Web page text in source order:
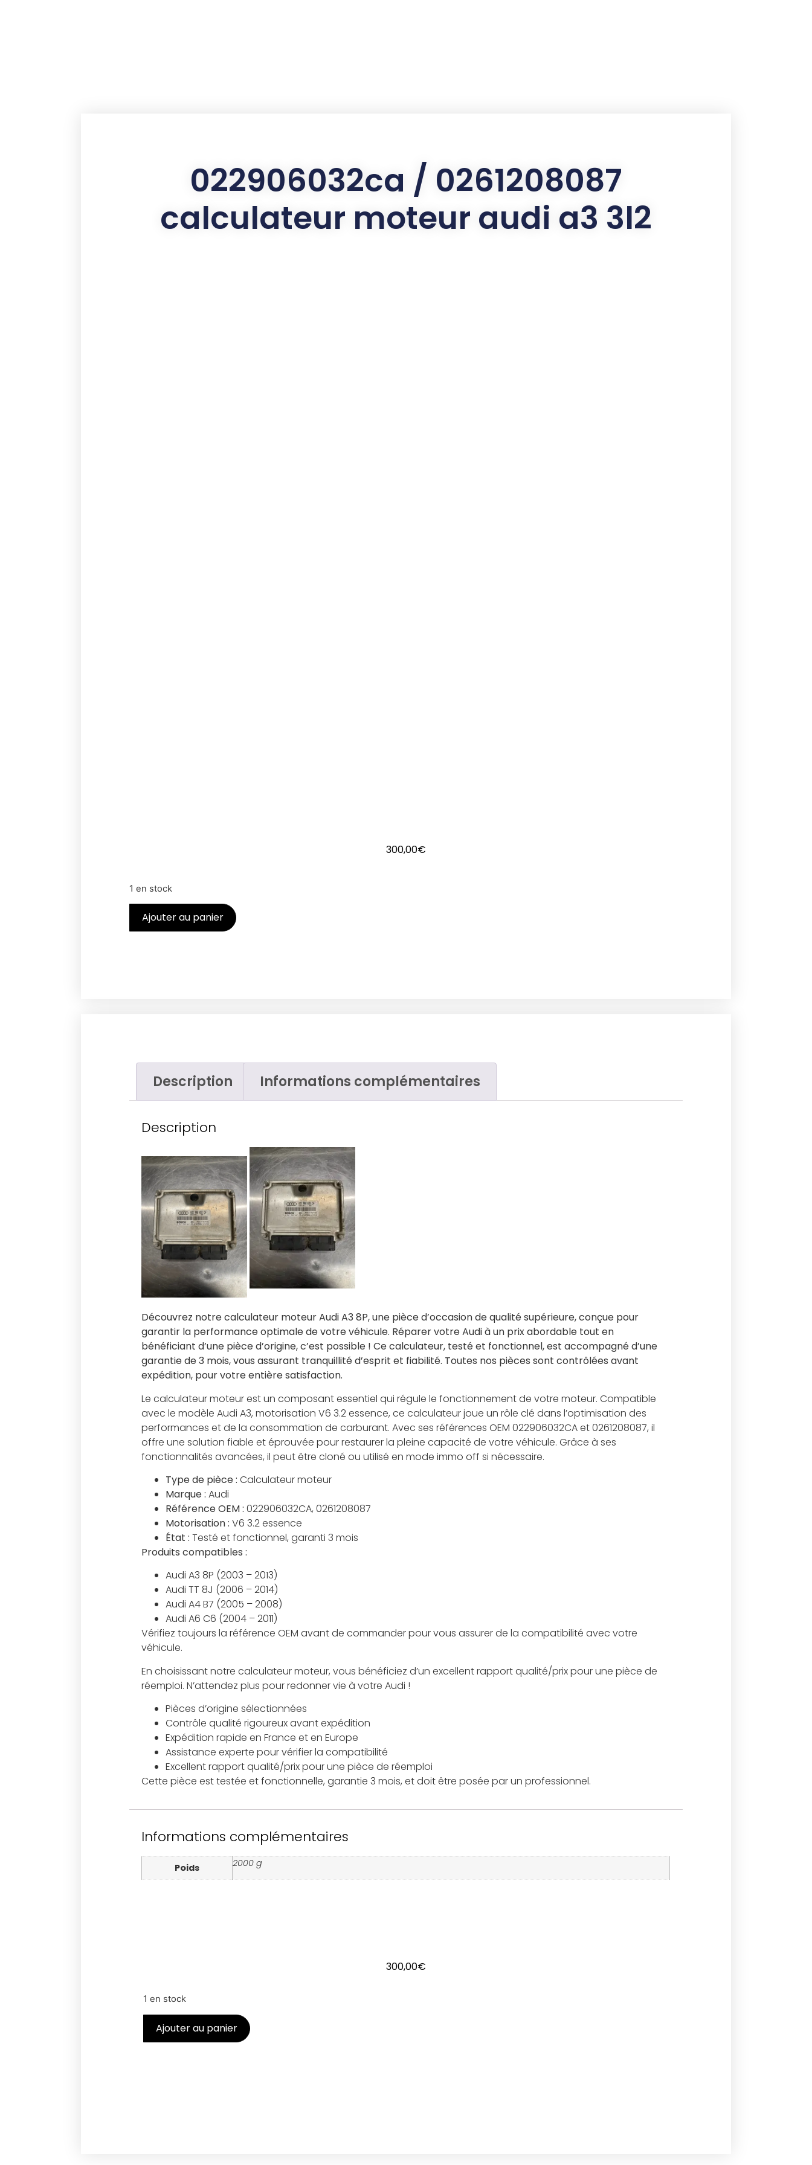
022906032ca / 0261208087
calculateur moteur audi a3 3l2
300,00€
1 en stock
Ajouter au panier
Description Informations complémentaires
Description
Découvrez notre calculateur moteur Audi A3 8P, une pièce d’occasion de qualité supérieure, conçue pour
garantir la performance optimale de votre véhicule. Réparer votre Audi à un prix abordable tout en
bénéficiant d’une pièce d’origine, c’est possible ! Ce calculateur, testé et fonctionnel, est accompagné d’une
garantie de 3 mois, vous assurant tranquillité d’esprit et fiabilité. Toutes nos pièces sont contrôlées avant
expédition, pour votre entière satisfaction.
Le calculateur moteur est un composant essentiel qui régule le fonctionnement de votre moteur. Compatible
avec le modèle Audi A3, motorisation V6 3.2 essence, ce calculateur joue un rôle clé dans l’optimisation des
performances et de la consommation de carburant. Avec ses références OEM 022906032CA et 0261208087, il
offre une solution fiable et éprouvée pour restaurer la pleine capacité de votre véhicule. Grâce à ses
fonctionnalités avancées, il peut être cloné ou utilisé en mode immo off si nécessaire.
Type de pièce : Calculateur moteur
Marque : Audi
Référence OEM : 022906032CA, 0261208087
Motorisation : V6 3.2 essence
État : Testé et fonctionnel, garanti 3 mois
Produits compatibles :
Audi A3 8P (2003 – 2013)
Audi TT 8J (2006 – 2014)
Audi A4 B7 (2005 – 2008)
Audi A6 C6 (2004 – 2011)
Vérifiez toujours la référence OEM avant de commander pour vous assurer de la compatibilité avec votre
véhicule.
En choisissant notre calculateur moteur, vous bénéficiez d’un excellent rapport qualité/prix pour une pièce de
réemploi. N’attendez plus pour redonner vie à votre Audi !
Pièces d’origine sélectionnées
Contrôle qualité rigoureux avant expédition
Expédition rapide en France et en Europe
Assistance experte pour vérifier la compatibilité
Excellent rapport qualité/prix pour une pièce de réemploi
Cette pièce est testée et fonctionnelle, garantie 3 mois, et doit être posée par un professionnel.
Informations complémentaires
Poids 2000 g
300,00€
1 en stock
Ajouter au panier